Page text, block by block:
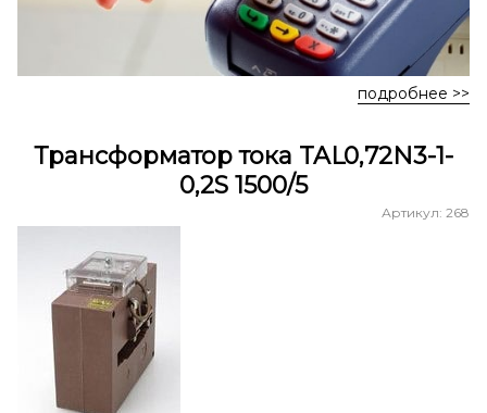
подробнее >>
Трансформатор тока TAL0,72N3-1-
0,2S 1500/5
Артикул: 268